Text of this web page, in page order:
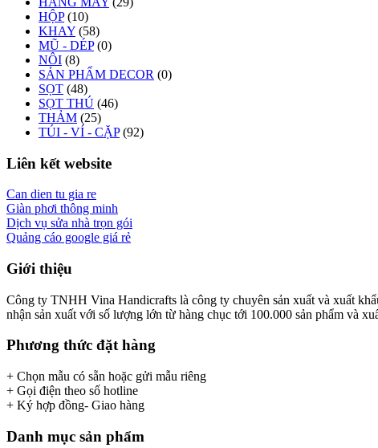
HỘP (10)
KHAY (58)
MŨ - DÉP (0)
NÔI (8)
SẢN PHẨM DECOR (0)
SỌT (48)
SỌT THÚ (46)
THẢM (25)
TÚI - VÍ - CẶP (92)
Liên kết website
Can dien tu gia re
Giàn phơi thông minh
Dịch vụ sửa nhà trọn gói
Quảng cáo google giá rẻ
Giới thiệu
Công ty TNHH Vina Handicrafts là công ty chuyên sản xuất và xuất
nhận sản xuất với số lượng lớn từ hàng chục tới 100.000 sản phẩm và
Phương thức đặt hàng
+ Chọn mẫu có sẵn hoặc gửi mẫu riêng
+ Gọi điện theo số hotline
+ Ký hợp đồng- Giao hàng
Danh mục sản phẩm